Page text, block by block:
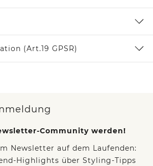
(Art.19 GPSR)
Community werden!
Newsletter auf dem Laufenden:
Highlights über Styling-Tipps